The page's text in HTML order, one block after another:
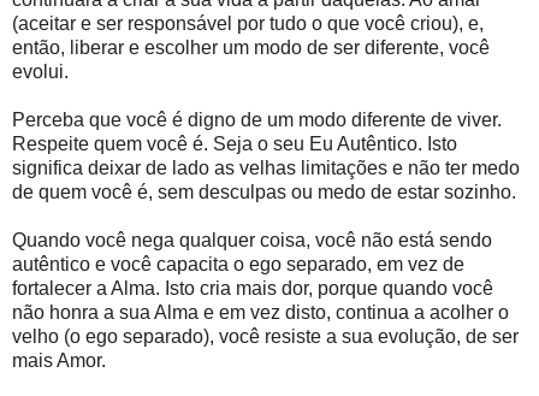
(aceitar e ser responsável por tudo o que você criou), e,
então, liberar e escolher um modo de ser diferente, você
evolui.
Perceba que você é digno de um modo diferente de viver.
Respeite quem você é. Seja o seu Eu Autêntico. Isto
significa deixar de lado as velhas limitações e não ter medo
de quem você é, sem desculpas ou medo de estar sozinho.
Quando você nega qualquer coisa, você não está sendo
autêntico e você capacita o ego separado, em vez de
fortalecer a Alma. Isto cria mais dor, porque quando você
não honra a sua Alma e em vez disto, continua a acolher o
velho (o ego separado), você resiste a sua evolução, de ser
mais Amor.